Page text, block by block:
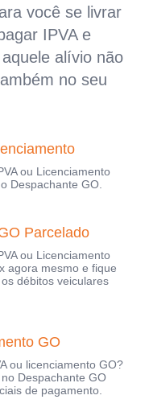
você se livrar
IPVA e
alívio não
no seu
ou Licenciamento
Despachante GO.
Parcelado
ou Licenciamento
agora mesmo e fique
débitos veiculares
GO
ou licenciamento GO?
Despachante GO
de pagamento.